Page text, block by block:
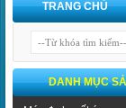
TRANG CHỦ
DANH MỤC